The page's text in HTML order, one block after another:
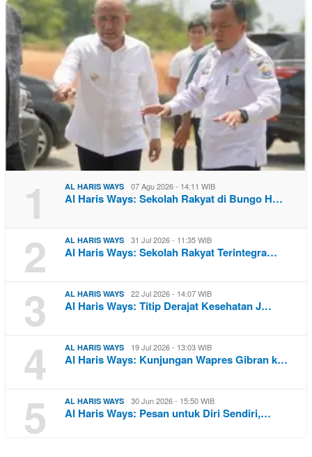
1 AL HARIS WAYS 07 Agu 2026 - 14:11 WIB
Al Haris Ways: Sekolah Rakyat di Bungo H…
2 AL HARIS WAYS 31 Jul 2026 - 11:35 WIB
Al Haris Ways: Sekolah Rakyat Terintegra…
3 AL HARIS WAYS 22 Jul 2026 - 14:07 WIB
Al Haris Ways: Titip Derajat Kesehatan J…
4 AL HARIS WAYS 19 Jul 2026 - 13:03 WIB
Al Haris Ways: Kunjungan Wapres Gibran k…
5 AL HARIS WAYS 30 Jun 2026 - 15:50 WIB
Al Haris Ways: Pesan untuk Diri Sendiri,…